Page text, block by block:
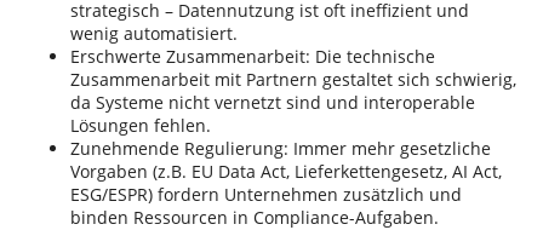
strategisch – Datennutzung ist oft ineffizient und
wenig automatisiert.
Erschwerte Zusammenarbeit: Die technische
Zusammenarbeit mit Partnern gestaltet sich schwierig,
da Systeme nicht vernetzt sind und interoperable
Lösungen fehlen.
Zunehmende Regulierung: Immer mehr gesetzliche
Vorgaben (z.B. EU Data Act, Lieferkettengesetz, AI Act,
ESG/ESPR) fordern Unternehmen zusätzlich und
binden Ressourcen in Compliance-Aufgaben.